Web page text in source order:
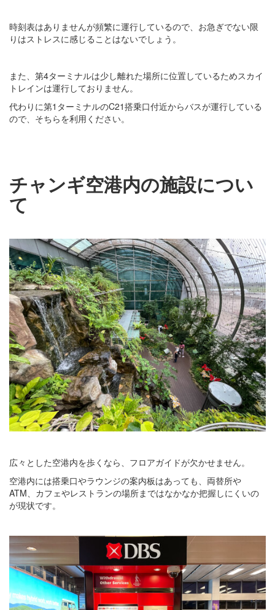
時刻表はありませんが頻繁に運行しているので、お急ぎでない限
りはストレスに感じることはないでしょう。
また、第4ターミナルは少し離れた場所に位置しているためスカイ
トレインは運行しておりません。
代わりに第1ターミナルのC21搭乗口付近からバスが運行している
ので、そちらを利用ください。
チャンギ空港内の施設につい
て
広々とした空港内を歩くなら、フロアガイドが欠かせません。
空港内には搭乗口やラウンジの案内板はあっても、両替所や
ATM、カフェやレストランの場所まではなかなか把握しにくいの
が現状です。